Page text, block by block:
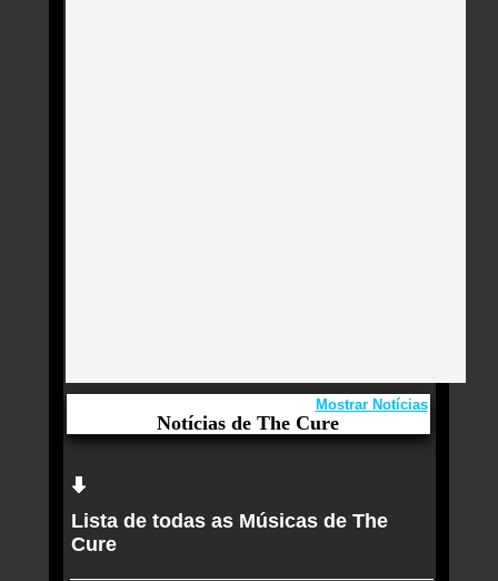
Notícias de The Cure
Mostrar Notícias
Aqui você curte The Cure e seus Sucessos,
Antigas, Novas e os Lançamentos.
Simon Gallup será substituído pelo filho, Eden,
em turnê do The Cure
Lista de todas as Músicas de The
Cure